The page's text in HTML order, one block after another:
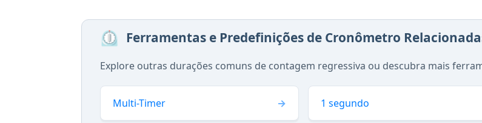
⏲️ Ferramentas e Predefinições de Cronômetro
Explore outras durações comuns de contagem regressiva ou descubra mais
Multi-Timer 1 segundo